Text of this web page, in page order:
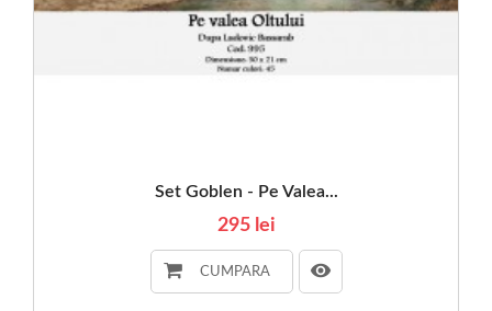
Set Goblen - Pe Valea...
295 lei
CUMPARA